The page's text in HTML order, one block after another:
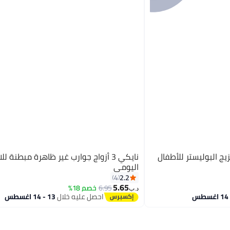
البوليستر للأطفال نايكي 3 أزواج جوارب غير ظاهرة مبطنة
اليومي
2.2
4
د.ب‏5.65
6.95خصم 18%
احصل عليه خلال13 - 14 اغسطس